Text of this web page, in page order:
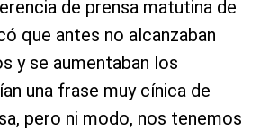
de prensa matutina de
que antes no alcanzaban
y se aumentaban los
una frase muy cínica de
pero ni modo, nos tenemos